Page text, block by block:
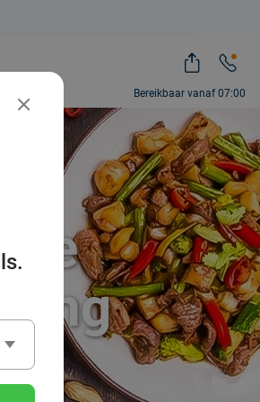
Bereikbaar vanaf 07:00